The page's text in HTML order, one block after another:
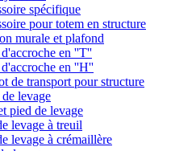
spécifique
pour totem en structure
murale et plafond
en ''T''
en ''H''
de transport pour structure
levage
pied de levage
levage à treuil
levage à crémaillère